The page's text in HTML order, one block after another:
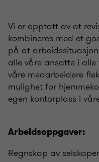
Vi er opptatt av at
kombineres med et
på at
alle våre ansatte i alle
våre medarbeidere
mulighet for
egen kontorplass i
Arbeidsoppgaver:
Regnskap av